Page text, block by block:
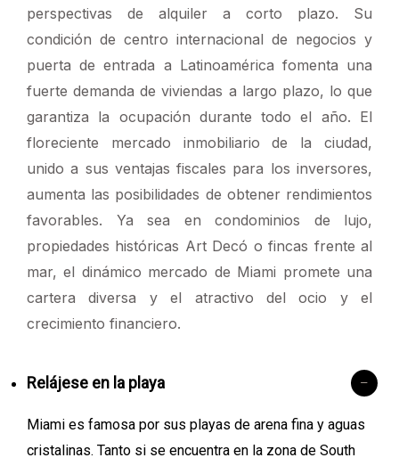
perspectivas de alquiler a corto plazo. Su
condición de centro internacional de negocios y
puerta de entrada a Latinoamérica fomenta una
fuerte demanda de viviendas a largo plazo, lo que
garantiza la ocupación durante todo el año. El
floreciente mercado inmobiliario de la ciudad,
unido a sus ventajas fiscales para los inversores,
aumenta las posibilidades de obtener rendimientos
favorables. Ya sea en condominios de lujo,
propiedades históricas Art Decó o fincas frente al
mar, el dinámico mercado de Miami promete una
cartera diversa y el atractivo del ocio y el
crecimiento financiero.
Relájese en la playa
Miami es famosa por sus playas de arena fina y aguas
cristalinas. Tanto si se encuentra en la zona de South